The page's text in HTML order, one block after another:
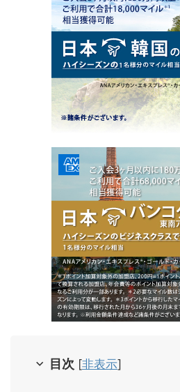
目次 [非表示]